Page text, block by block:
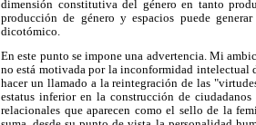
dimensión constitutiva del género en tanto
producción de género y espacios puede
dicotómico.
En este punto se impone una advertencia. Mi
no está motivada por la inconformidad intelectual
hacer un llamado a la reintegración de las
estatus inferior en la construcción de
relacionales que aparecen como el sello de la